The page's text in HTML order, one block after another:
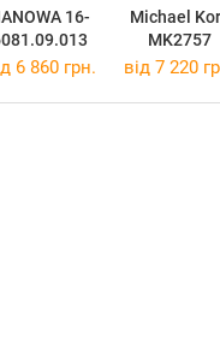
16-
Michael
MK2757
6 860 грн. від 7 220